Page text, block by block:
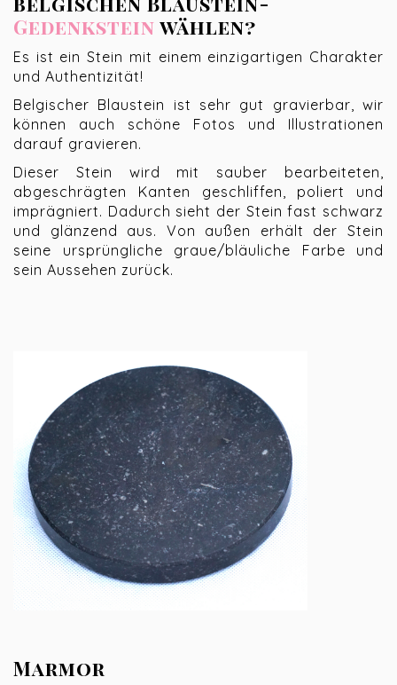
Gedenkstein wählen?
Es ist ein Stein mit einem einzigartigen Charakter
und Authentizität!
Belgischer Blaustein ist sehr gut gravierbar, wir
können auch schöne Fotos und Illustrationen
darauf gravieren.
Dieser Stein wird mit sauber bearbeiteten,
abgeschrägten Kanten geschliffen, poliert und
imprägniert. Dadurch sieht der Stein fast schwarz
und glänzend aus. Von außen erhält der Stein
seine ursprüngliche graue/bläuliche Farbe und
sein Aussehen zurück.
Marmor